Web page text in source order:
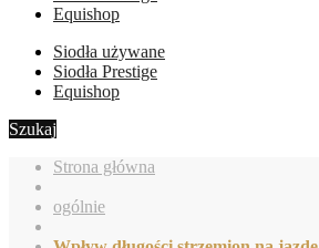
Equishop
Siodła używane
Siodła Prestige
Equishop
Szukaj
Strona główna
ogólnie